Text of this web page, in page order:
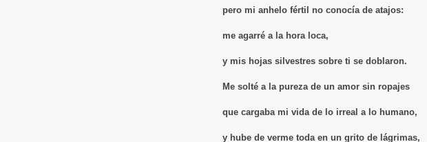
pero mi anhelo fértil no conocía de atajos:
me agarré a la hora loca,
y mis hojas silvestres sobre ti se doblaron.
Me solté a la pureza de un amor sin ropajes
que cargaba mi vida de lo irreal a lo humano,
y hube de verme toda en un grito de lágrimas,